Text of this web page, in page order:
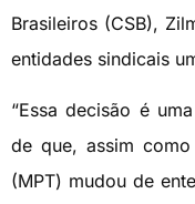
Brasileiros (CSB),
entidades sindicais
“Essa decisão é
de que, assim
(MPT) mudou de